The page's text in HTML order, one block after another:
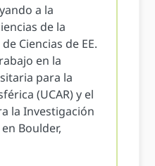
a la
de la
Ciencias de EE.
en la
para la
(UCAR) y el
la Investigación
Boulder,